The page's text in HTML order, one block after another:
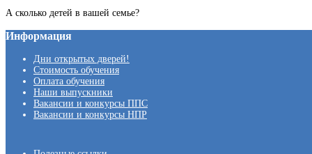
А сколько детей в вашей семье?
Информация
Дни открытых дверей!
Стоимость обучения
Оплата обучения
Наши выпускники
Вакансии и конкурсы ППС
Вакансии и конкурсы НПР